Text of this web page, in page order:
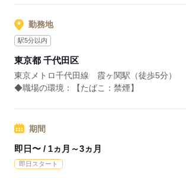
諦めてしまった…というご経験がある方に朗
スタッフサービス ＩＴソリューションが紹
費支給！あなたがやりたいと思える、好きな
ょう！
勤務地
駅5分以内
東京都 千代田区
東京メトロ千代田線 霞ヶ関駅（徒歩5分）
◆職場の環境：【たばこ：禁煙】
期間
即日〜 / 1ヵ月～3ヵ月
即日スタート